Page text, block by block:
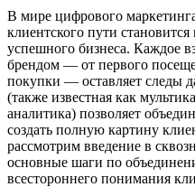
В мире цифрового
клиентского пути
успешного бизнеса. Каждое
брендом — от первого
покупки — оставляет следы
(также известная как
аналитика) позволяет
создать полную картину
рассмотрим введение в
основные шаги по
всестороннего понимания